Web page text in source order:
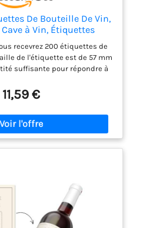
De Bouteille De Vin,
à Vin, Étiquettes
Vin, Étiquette Goulot
Bouteille Vin,
Vin et Caves (Marron)
recevrez 200 étiquettes de
de l'étiquette est de 57 mm
suffisante pour répondre à
utilisée pour la plupart des
【Matériau de haute
de bouteille de vin sont
matériau de haute qualité,
à déformer, pas facile à
beau et peut être utilisé
est simple et généreux,
au recto et au verso, vous
pour écrire les informations
vous pouvez le concevoir selon
11,59 €